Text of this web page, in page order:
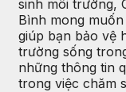
sinh môi trường,
Bình mong
giúp bạn bảo vệ
trường sống
những thông tin
trong việc chăm